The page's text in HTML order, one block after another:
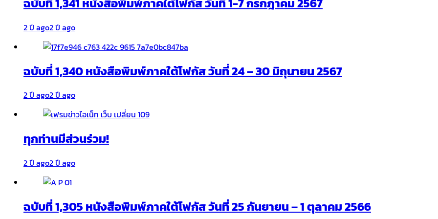
2 ปี ago2 ปี ago
ฉบับที่ 1,340 หนังสือพิมพ์ภาคใต้โฟกัส วันที่ 24 – 30 มิถุนายน 2567
2 ปี ago2 ปี ago
ทุกท่านมีส่วนร่วม!
2 ปี ago2 ปี ago
ฉบับที่ 1,305 หนังสือพิมพ์ภาคใต้โฟกัส วันที่ 25 กันยายน – 1 ตุลาคม 2566